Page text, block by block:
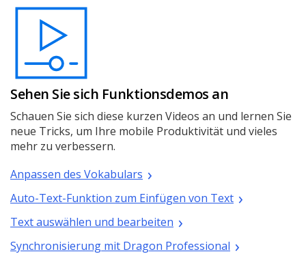
Sehen Sie sich Funktionsdemos an
Schauen Sie sich diese kurzen Videos an und lernen Sie
neue Tricks, um Ihre mobile Produktivität und vieles
mehr zu verbessern.
Anpassen des Vokabulars
Auto-Text-Funktion zum Einfügen von Text
Text auswählen und bearbeiten
Synchronisierung mit Dragon Professional